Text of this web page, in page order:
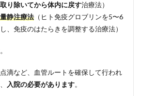
り除いてから体内に戻す治療法）
静注療法 （ヒト免疫グロブリンを5〜6
、免疫のはたらきを調整する治療法）
滴など、血管ルートを確保して行われ
入院の必要があります。